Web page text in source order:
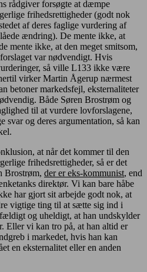
rådgiver forsøgte at dæmpe
frihedsrettigheder (godt nok
af deres faglige vurdering af
ændring). De mente ikke, at
mente ikke, at den meget smitsom,
var nødvendigt. Hvis
så ville L133 ikke være
virker Martin Ågerup nærmest
betoner markedsfejl, eksternaliteter
Både Søren Brostrøm og
til at vurdere lovforslagene,
svar og deres argumentation, så kan
at når det kommer til den
frihedsrettigheder, så er det
Brostrøm, der er eks-kommunist, end
direktør. Vi kan bare håbe
har gjort sit arbejde godt nok, at
vigtige ting til at sætte sig ind i
og uheldigt, at han undskylder
Eller vi kan tro på, at han altid er
i markedet, hvis han kan
en eksternalitet eller en anden